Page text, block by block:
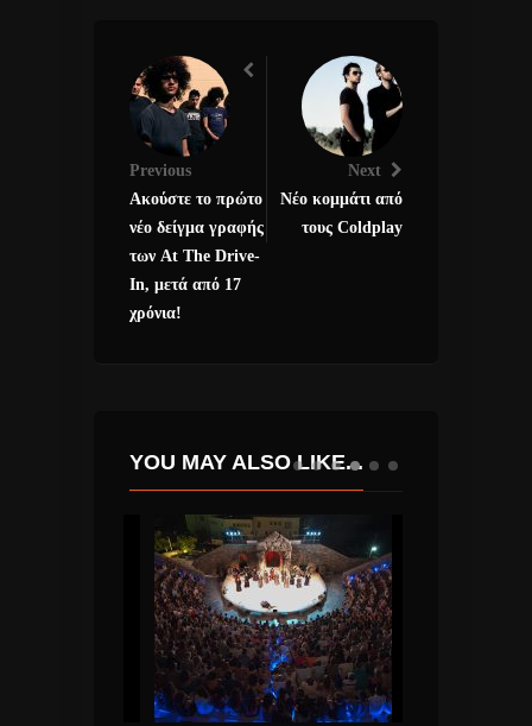
Previous
Ακούστε το πρώτο
νέο δείγμα γραφής
των At The Drive-
In, μετά από 17
χρόνια!
Next
Νέο κομμάτι από
τους Coldplay
YOU MAY ALSO LIKE...